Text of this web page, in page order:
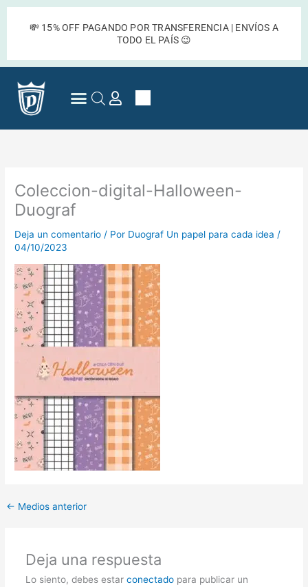
💸 15% OFF PAGANDO POR TRANSFERENCIA | ENVÍOS A
TODO EL PAÍS 😉
Cart
Coleccion-digital-Halloween-
Duograf
Deja un comentario / Por Duograf Un papel para cada idea /
04/10/2023
← Medios anterior
Deja una respuesta
Lo siento, debes estar conectadopara publicar un